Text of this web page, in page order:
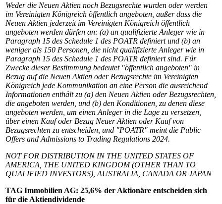
Weder die Neuen Aktien noch Bezugsrechte wurden oder werden
im Vereinigten Königreich öffentlich angeboten, außer dass die
Neuen Aktien jederzeit im Vereinigten Königreich öffentlich
angeboten werden dürfen an: (a) an qualifizierte Anleger wie in
Paragraph 15 des Schedule 1 des POATR definiert und (b) an
weniger als 150 Personen, die nicht qualifizierte Anleger wie in
Paragraph 15 des Schedule 1 des POATR definiert sind. Für
Zwecke dieser Bestimmung bedeutet "öffentlich angeboten" in
Bezug auf die Neuen Aktien oder Bezugsrechte im Vereinigten
Königreich jede Kommunikation an eine Person die ausreichend
Informationen enthält zu (a) den Neuen Aktien oder Bezugsrechten,
die angeboten werden, und (b) den Konditionen, zu denen diese
angeboten werden, um einen Anleger in die Lage zu versetzen,
über einen Kauf oder Bezug Neuer Aktien oder Kauf von
Bezugsrechten zu entscheiden, und "POATR" meint die Public
Offers and Admissions to Trading Regulations 2024.
NOT FOR DISTRIBUTION IN THE UNITED STATES OF
AMERICA, THE UNITED KINGDOM (OTHER THAN TO
QUALIFIED INVESTORS), AUSTRALIA, CANADA OR JAPAN
TAG Immobilien AG: 25,6% der Aktionäre entscheiden sich
für die Aktiendividende